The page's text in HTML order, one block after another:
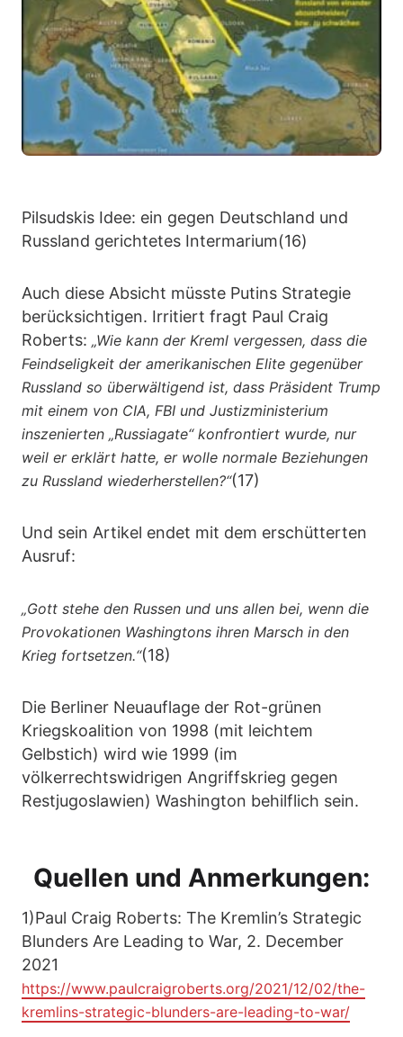
Pilsudskis Idee: ein gegen Deutschland und
Russland gerichtetes Intermarium(16)
Auch diese Absicht müsste Putins Strategie
berücksichtigen. Irritiert fragt Paul Craig
Roberts: „Wie kann der Kreml vergessen, dass die
Feindseligkeit der amerikanischen Elite gegenüber
Russland so überwältigend ist, dass Präsident Trump
mit einem von CIA, FBI und Justizministerium
inszenierten „Russiagate“ konfrontiert wurde, nur
weil er erklärt hatte, er wolle normale Beziehungen
zu Russland wiederherstellen?“(17)
Und sein Artikel endet mit dem erschütterten
Ausruf:
„Gott stehe den Russen und uns allen bei, wenn die
Provokationen Washingtons ihren Marsch in den
Krieg fortsetzen.“(18)
Die Berliner Neuauflage der Rot-grünen
Kriegskoalition von 1998 (mit leichtem
Gelbstich) wird wie 1999 (im
völkerrechtswidrigen Angriffskrieg gegen
Restjugoslawien) Washington behilflich sein.
Quellen und Anmerkungen:
1)Paul Craig Roberts: The Kremlin’s Strategic
Blunders Are Leading to War, 2. December
2021
https://www.paulcraigroberts.org/2021/12/02/the-
kremlins-strategic-blunders-are-leading-to-war/